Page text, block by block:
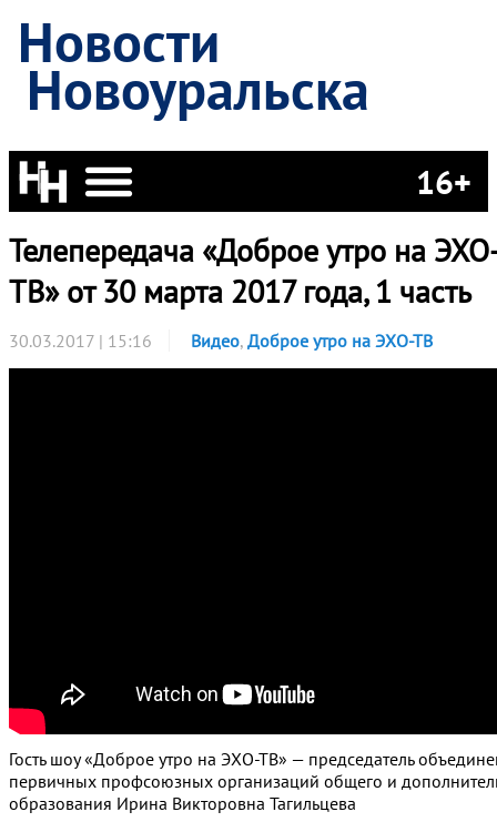
Новости
Новоуральска
16+
Телепередача «Доброе утро на
ТВ» от 30 марта 2017 года, 1 часть
30.03.2017 | 15:16 Видео, Доброе утро на ЭХО-ТВ
Гость шоу «Доброе утро на ЭХО-ТВ» — председатель
первичных профсоюзных организаций общего и
образования Ирина Викторовна Тагильцева